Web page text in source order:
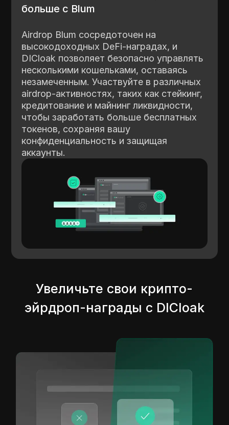
больше с Blum
Airdrop Blum сосредоточен на
высокодоходных DeFi-наградах, и
DICloak позволяет безопасно управлять
несколькими кошельками, оставаясь
незамеченным. Участвуйте в различных
airdrop-активностях, таких как стейкинг,
кредитование и майнинг ликвидности,
чтобы заработать больше бесплатных
токенов, сохраняя вашу
конфиденциальность и защищая
аккаунты.
Увеличьте свои крипто-
эйрдроп-награды с DICloak